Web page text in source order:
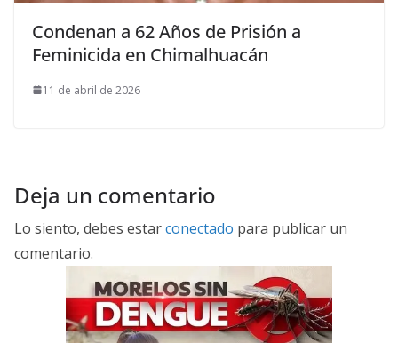
Condenan a 62 Años de Prisión a
Feminicida en Chimalhuacán
11 de abril de 2026
Deja un comentario
Lo siento, debes estarconectado para publicar un
comentario.